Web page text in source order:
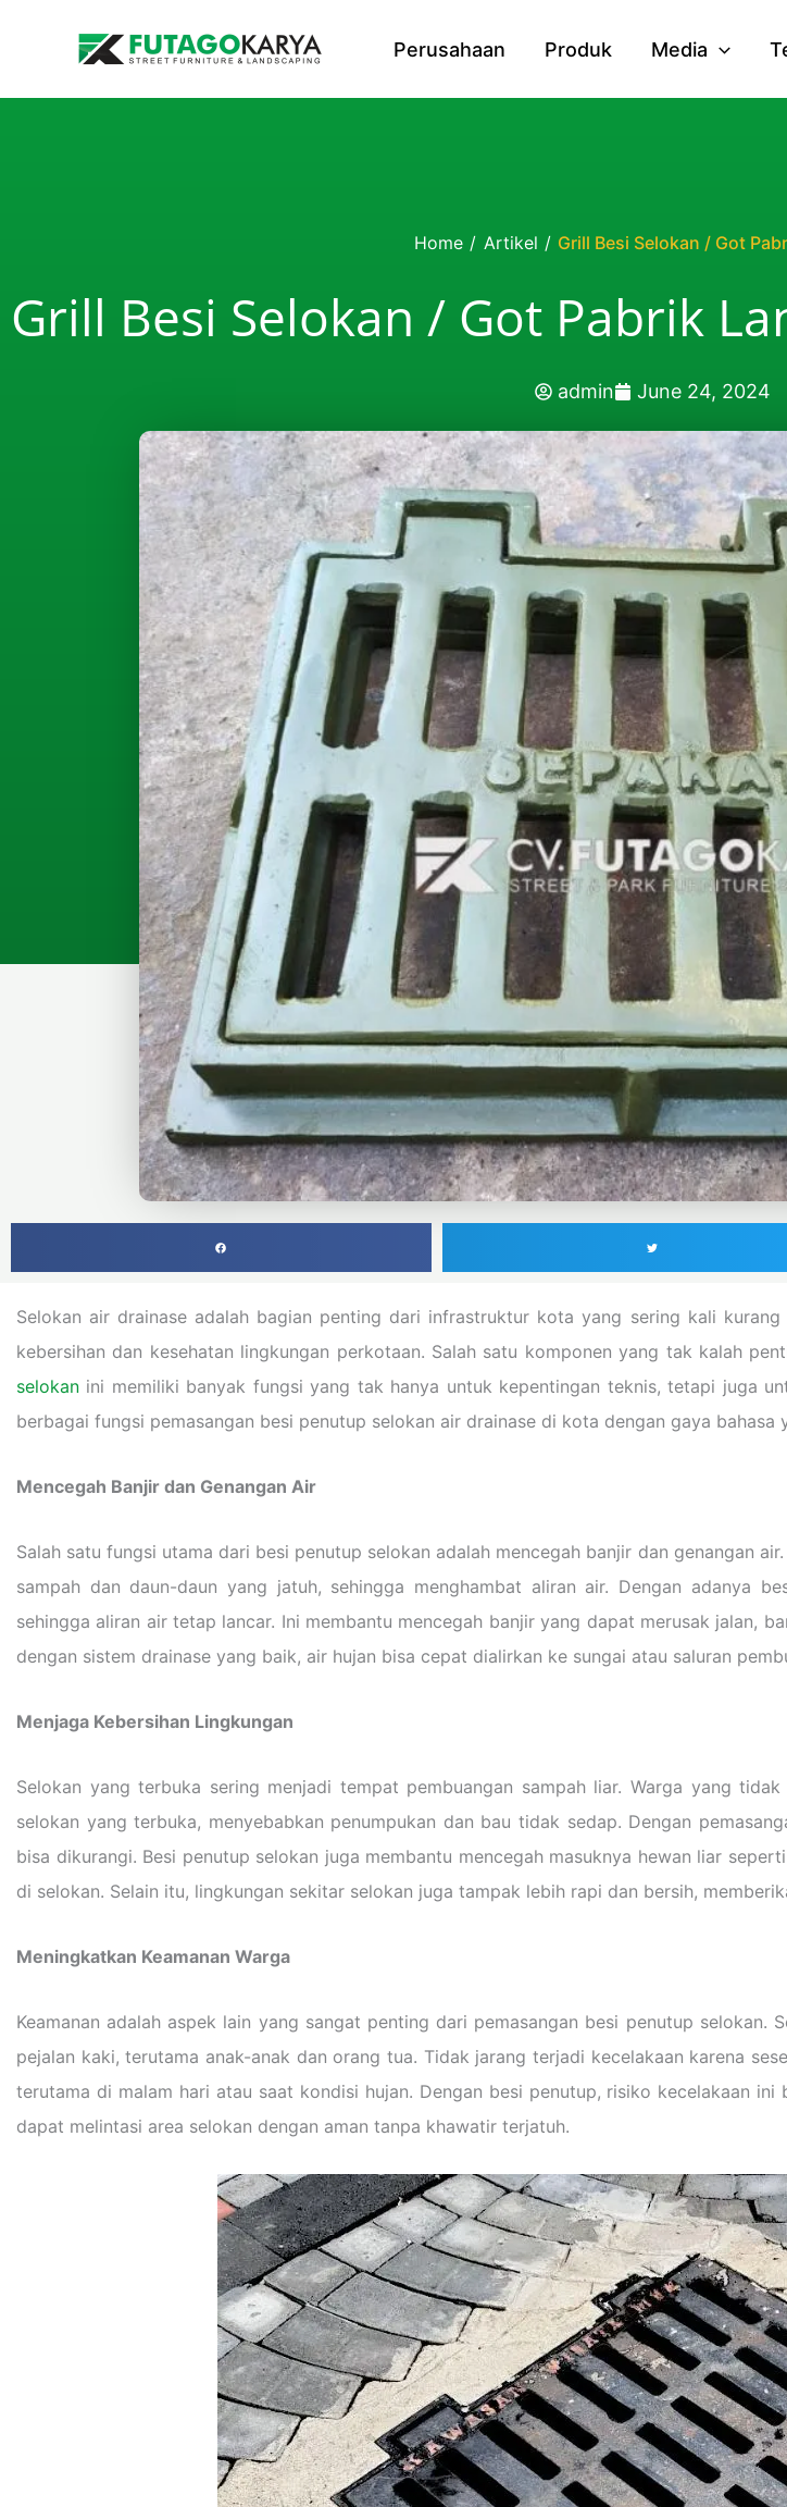
Perusahaan Produk Media
Home / Artikel / Grill Besi Selokan / Got
Grill Besi Selokan / Got Pabrik
admin June 24, 2024
Selokan air drainase adalah bagian penting dari infrastruktur kota yang sering kali
kebersihan dan kesehatan lingkungan perkotaan. Salah satu komponen yang tak kalah
selokan ini memiliki banyak fungsi yang tak hanya untuk kepentingan teknis, tetapi juga
berbagai fungsi pemasangan besi penutup selokan air drainase di kota dengan gaya bahasa
Mencegah Banjir dan Genangan Air
Salah satu fungsi utama dari besi penutup selokan adalah mencegah banjir dan genangan
sampah dan daun-daun yang jatuh, sehingga menghambat aliran air. Dengan adanya
sehingga aliran air tetap lancar. Ini membantu mencegah banjir yang dapat merusak jalan,
dengan sistem drainase yang baik, air hujan bisa cepat dialirkan ke sungai atau saluran
Menjaga Kebersihan Lingkungan
Selokan yang terbuka sering menjadi tempat pembuangan sampah liar. Warga yang
selokan yang terbuka, menyebabkan penumpukan dan bau tidak sedap. Dengan
bisa dikurangi. Besi penutup selokan juga membantu mencegah masuknya hewan liar
di selokan. Selain itu, lingkungan sekitar selokan juga tampak lebih rapi dan bersih,
Meningkatkan Keamanan Warga
Keamanan adalah aspek lain yang sangat penting dari pemasangan besi penutup
pejalan kaki, terutama anak-anak dan orang tua. Tidak jarang terjadi kecelakaan karena
terutama di malam hari atau saat kondisi hujan. Dengan besi penutup, risiko kecelakaan
dapat melintasi area selokan dengan aman tanpa khawatir terjatuh.